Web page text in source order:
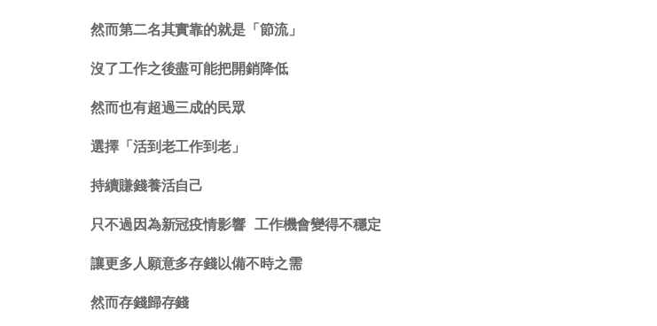
然而第二名其實靠的就是「節流」
沒了工作之後盡可能把開銷降低
然而也有超過三成的民眾
選擇「活到老工作到老」
持續賺錢養活自己
只不過因為新冠疫情影響 工作機會變得不穩定
讓更多人願意多存錢以備不時之需
然而存錢歸存錢